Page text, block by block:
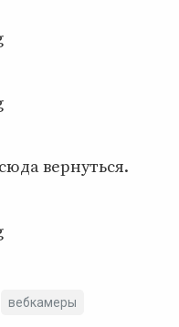
вернуться.
вебкамеры